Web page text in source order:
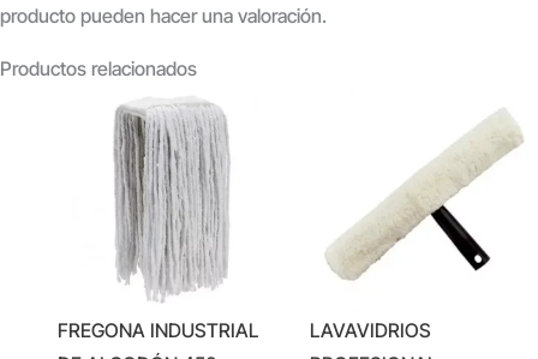
producto pueden hacer una valoración.
Productos relacionados
FREGONA INDUSTRIAL
LAVAVIDRIOS